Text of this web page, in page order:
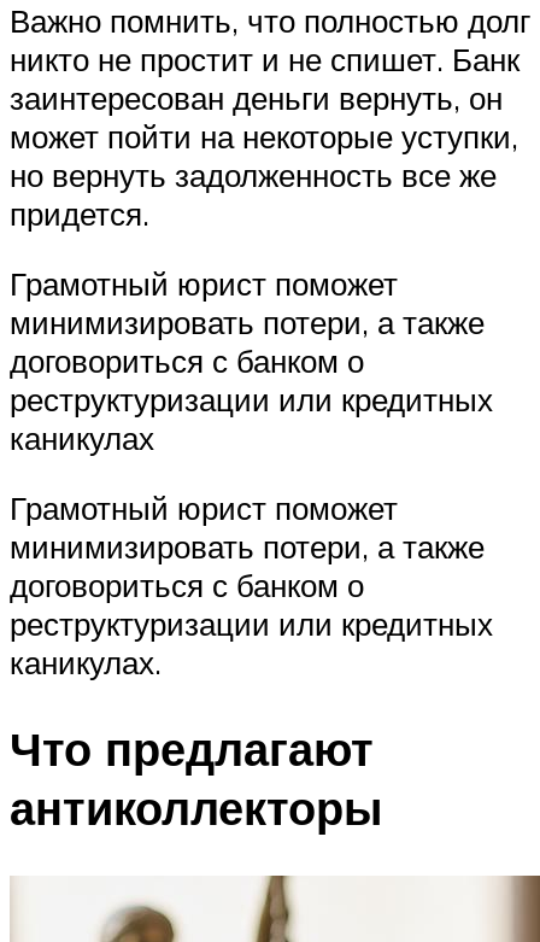
Важно помнить, что полностью долг
никто не простит и не спишет. Банк
заинтересован деньги вернуть, он
может пойти на некоторые уступки,
но вернуть задолженность все же
придется.
Грамотный юрист поможет
минимизировать потери, а также
договориться с банком о
реструктуризации или кредитных
каникулах
Грамотный юрист поможет
минимизировать потери, а также
договориться с банком о
реструктуризации или кредитных
каникулах.
Что предлагают
антиколлекторы